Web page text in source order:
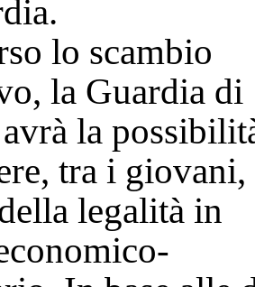
lo scambio
la Guardia di
la
tra i giovani,
legalità in